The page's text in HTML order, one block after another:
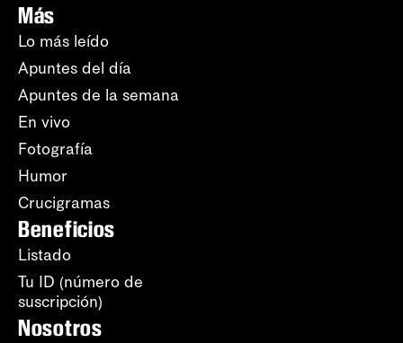
Más
Lo más leído
Apuntes del día
Apuntes de la semana
En vivo
Fotografía
Humor
Crucigramas
Beneficios
Listado
Tu ID (número de
suscripción)
Nosotros